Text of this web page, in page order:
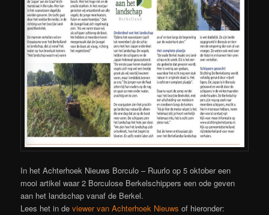
In het Achterhoek Nieuws Borculo – Ruurlo op 5 oktober een
mooi artikel waar 2 Borculose Berkelschippers een ode geven
aan het landschap vanaf de Berkel.
Lees het in deviewer van Achterhoek Nieuws of hieronder: